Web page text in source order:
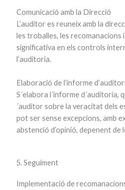
Comunicació amb la Direcció
L’auditor es reuneix amb la
les troballes, les recomanacions
significativa en els controls
l’auditoria.
Elaboració de l’informe
S´elabora l´informe d´auditoria,
´auditor sobre la veracitat dels
pot ser sense excepcions, amb
abstenció d’opinió, depenent
5. Seguiment
Implementació de